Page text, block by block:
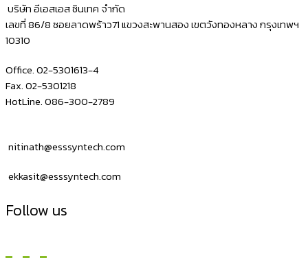
บริษัท อีเอสเอส ซินเทค จำกัด
เลขที่ 86/8 ซอยลาดพร้าว71 แขวงสะพานสอง เขตวังทองหลาง กรุงเทพฯ
10310
Office. 02-5301613-4
Fax. 02-5301218
HotLine. 086-300-2789
nitinath@esssyntech.com
ekkasit@esssyntech.com
Follow us